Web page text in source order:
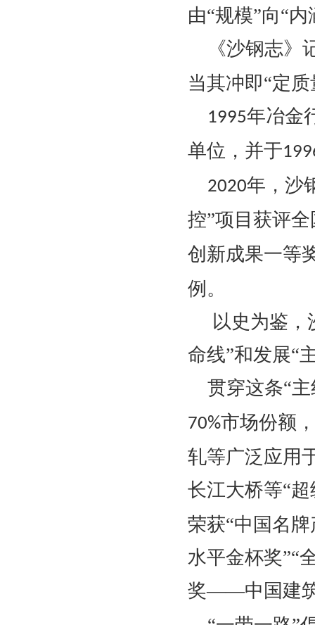
由“规模”向“
《沙钢志》
当其冲即“定质
1995年冶金
单位，并于
2020年，沙
控”项目获评
创新成果一等
例。
以史为鉴，
命线”和发展“
贯穿这条“
70%市场份额
轧等广泛应用
长江大桥等“
荣获“中国名
水平金杯奖”“
奖——中国建